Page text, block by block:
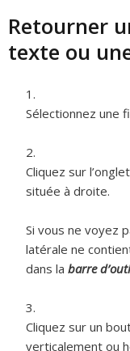
Retourner
texte ou
Sélectionnez une
Cliquez sur
située à droite.
Si vous ne voyez
latérale ne
dans la barre
Cliquez sur un
verticalement ou